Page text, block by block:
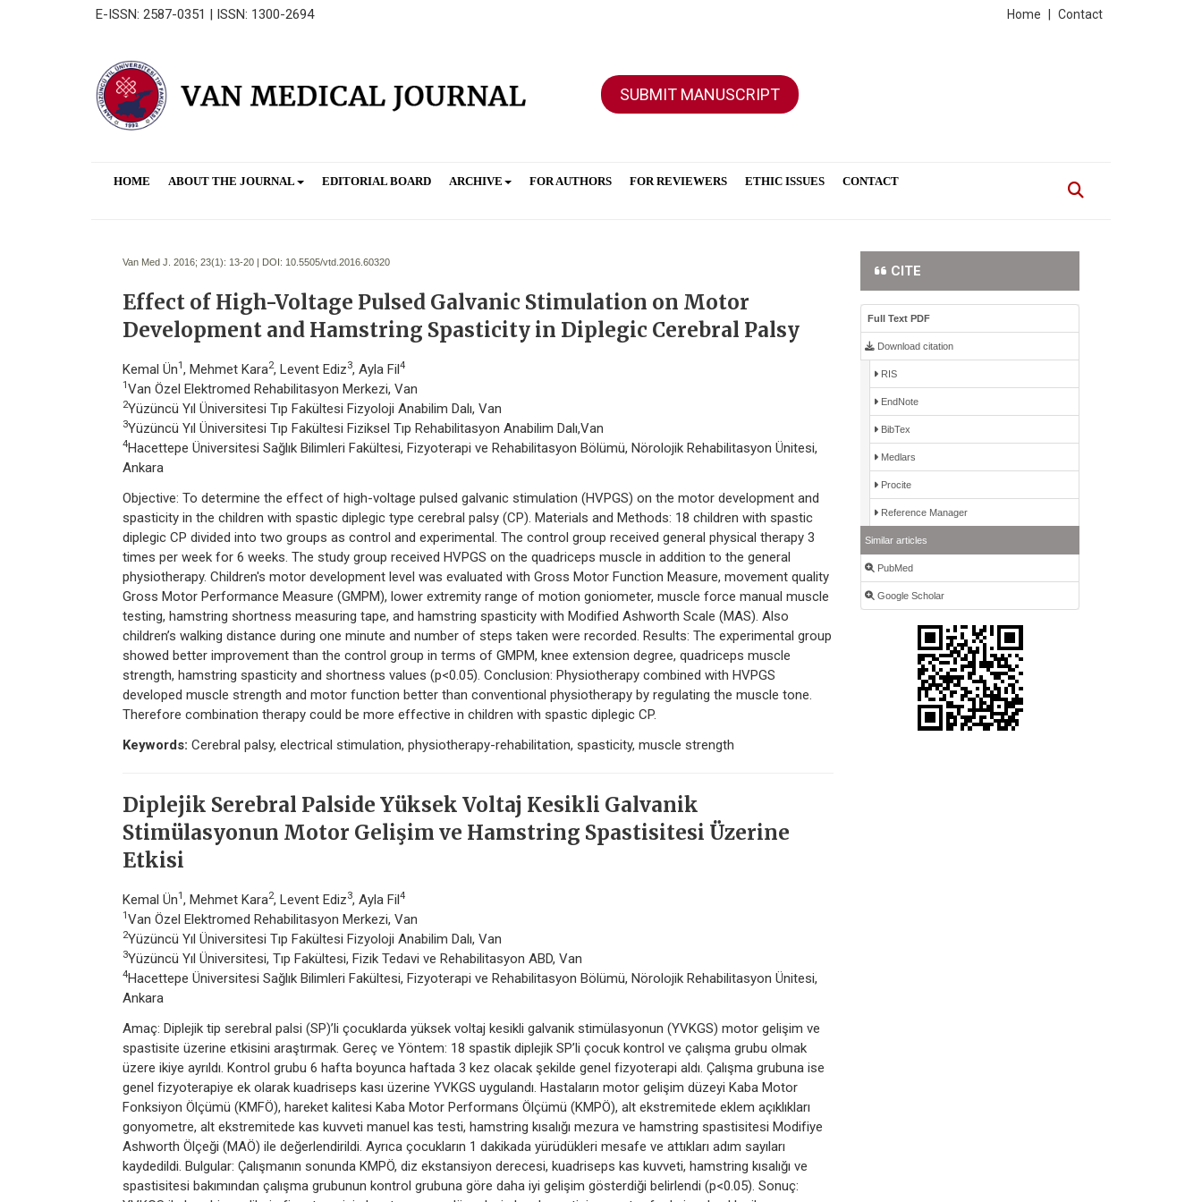
E-ISSN: 2587-0351 | ISSN: 1300-2694 Contact
Home
SUBMIT MANUSCRIPT
HOME ABOUT THE JOURNAL EDITORIAL BOARD ARCHIVE FOR AUTHORS FOR REVIEWERS ETHIC ISSUES CONTACT
Van Med J. 2016; 23(1): 13-20 | DOI: 10.5505/vtd.2016.60320
Effect of High-Voltage Pulsed Galvanic Stimulation on Motor
Development and Hamstring Spasticity in Diplegic Cerebral Palsy
Kemal Ün1 , Mehmet Kara2, Levent Ediz3, Ayla Fil4
1 Van Özel Elektromed Rehabilitasyon Merkezi, Van
2Yüzüncü Yıl Üniversitesi Tıp Fakültesi Fizyoloji Anabilim Dalı, Van
3Yüzüncü Yıl Üniversitesi Tıp Fakültesi Fiziksel Tıp Rehabilitasyon Anabilim Dalı,Van
4Hacettepe Üniversitesi Sağlık Bilimleri Fakültesi, Fizyoterapi ve Rehabilitasyon Bölümü, Nörolojik Rehabilitasyon Ünitesi,
Ankara
Objective: To determine the effect of high-voltage pulsed galvanic stimulation (HVPGS) on the motor development and
spasticity in the children with spastic diplegic type cerebral palsy (CP). Materials and Methods: 18 children with spastic
diplegic CP divided into two groups as control and experimental. The control group received general physical therapy 3
times per week for 6 weeks. The study group received HVPGS on the quadriceps muscle in addition to the general
physiotherapy. Children's motor development level was evaluated with Gross Motor Function Measure, movement quality
Gross Motor Performance Measure (GMPM), lower extremity range of motion goniometer, muscle force manual muscle
testing, hamstring shortness measuring tape, and hamstring spasticity with Modified Ashworth Scale (MAS). Also
children’s walking distance during one minute and number of steps taken were recorded. Results: The experimental group
showed better improvement than the control group in terms of GMPM, knee extension degree, quadriceps muscle
strength, hamstring spasticity and shortness values (p<0.05). Conclusion: Physiotherapy combined with HVPGS
developed muscle strength and motor function better than conventional physiotherapy by regulating the muscle tone.
Therefore combination therapy could be more effective in children with spastic diplegic CP.
Keywords: Cerebral palsy, electrical stimulation, physiotherapy-rehabilitation, spasticity, muscle strength
Diplejik Serebral Palside Yüksek Voltaj Kesikli Galvanik
Stimülasyonun Motor Gelişim ve Hamstring Spastisitesi Üzerine
Etkisi
Kemal Ün1 , Mehmet Kara2, Levent Ediz3, Ayla Fil4
1 Van Özel Elektromed Rehabilitasyon Merkezi, Van
2Yüzüncü Yıl Üniversitesi Tıp Fakültesi Fizyoloji Anabilim Dalı, Van
3Yüzüncü Yıl Üniversitesi, Tıp Fakültesi, Fizik Tedavi ve Rehabilitasyon ABD, Van
4Hacettepe Üniversitesi Sağlık Bilimleri Fakültesi, Fizyoterapi ve Rehabilitasyon Bölümü, Nörolojik Rehabilitasyon Ünitesi,
Ankara
Amaç: Diplejik tip serebral palsi (SP)’li çocuklarda yüksek voltaj kesikli galvanik stimülasyonun (YVKGS) motor gelişim ve
spastisite üzerine etkisini araştırmak. Gereç ve Yöntem: 18 spastik diplejik SP’li çocuk kontrol ve çalışma grubu olmak
üzere ikiye ayrıldı. Kontrol grubu 6 hafta boyunca haftada 3 kez olacak şekilde genel fizyoterapi aldı. Çalışma grubuna ise
genel fizyoterapiye ek olarak kuadriseps kası üzerine YVKGS uygulandı. Hastaların motor gelişim düzeyi Kaba Motor
Fonksiyon Ölçümü (KMFÖ), hareket kalitesi Kaba Motor Performans Ölçümü (KMPÖ), alt ekstremitede eklem açıklıkları
gonyometre, alt ekstremitede kas kuvveti manuel kas testi, hamstring kısalığı mezura ve hamstring spastisitesi Modifiye
Ashworth Ölçeği (MAÖ) ile değerlendirildi. Ayrıca çocukların 1 dakikada yürüdükleri mesafe ve attıkları adım sayıları
kaydedildi. Bulgular: Çalışmanın sonunda KMPÖ, diz ekstansiyon derecesi, kuadriseps kas kuvveti, hamstring kısalığı ve
spastisitesi bakımından çalışma grubunun kontrol grubuna göre daha iyi gelişim gösterdiği belirlendi (p<0.05). Sonuç:
CITE
Full Text PDF
Download citation
RIS
EndNote
BibTex
Medlars
Procite
Reference Manager
Similar articles
PubMed
Google Scholar